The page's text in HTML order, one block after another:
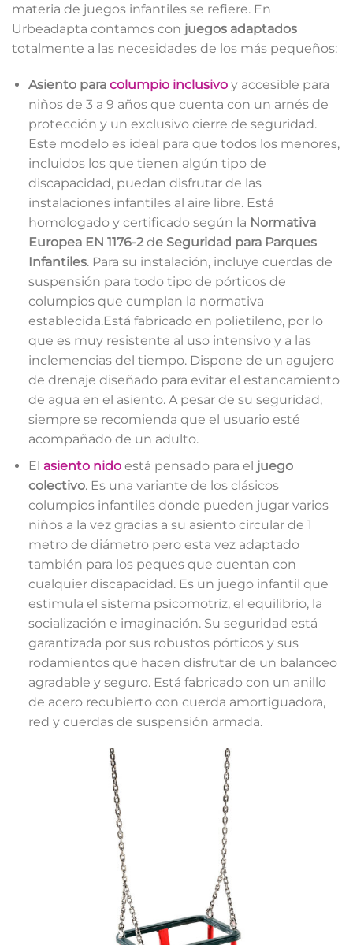
materia de juegos infantiles se refiere. En
Urbeadapta contamos con juegos adaptados
totalmente a las necesidades de los más pequeños:
Asiento para columpio inclusivoy accesible para
niños de 3 a 9 años que cuenta con un arnés de
protección y un exclusivo cierre de seguridad.
Este modelo es ideal para que todos los menores,
incluidos los que tienen algún tipo de
discapacidad, puedan disfrutar de las
instalaciones infantiles al aire libre. Está
homologado y certificado según la Normativa
Europea EN 1176-2de Seguridad para Parques
Infantiles. Para su instalación, incluye cuerdas de
suspensión para todo tipo de pórticos de
columpios que cumplan la normativa
establecida.Está fabricado en polietileno, por lo
que es muy resistente al uso intensivo y a las
inclemencias del tiempo. Dispone de un agujero
de drenaje diseñado para evitar el estancamiento
de agua en el asiento. A pesar de su seguridad,
siempre se recomienda que el usuario esté
acompañado de un adulto.
El asiento nidoestá pensado para el juego
colectivo. Es una variante de los clásicos
columpios infantiles donde pueden jugar varios
niños a la vez gracias a su asiento circular de 1
metro de diámetro pero esta vez adaptado
también para los peques que cuentan con
cualquier discapacidad. Es un juego infantil que
estimula el sistema psicomotriz, el equilibrio, la
socialización e imaginación. Su seguridad está
garantizada por sus robustos pórticos y sus
rodamientos que hacen disfrutar de un balanceo
agradable y seguro. Está fabricado con un anillo
de acero recubierto con cuerda amortiguadora,
red y cuerdas de suspensión armada.